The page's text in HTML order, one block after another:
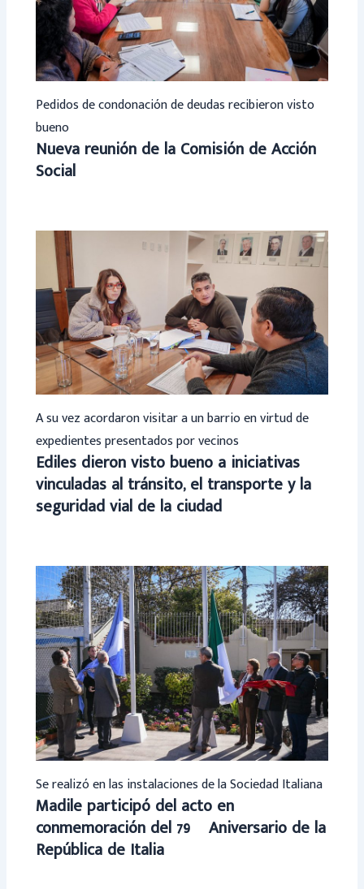
Pedidos de condonación de deudas recibieron visto
bueno
Nueva reunión de la Comisión de Acción
Social
A su vez acordaron visitar a un barrio en virtud de
expedientes presentados por vecinos
Ediles dieron visto bueno a iniciativas
vinculadas al tránsito, el transporte y la
seguridad vial de la ciudad
Se realizó en las instalaciones de la Sociedad Italiana
Madile participó del acto en
conmemoración del 79º Aniversario de la
República de Italia